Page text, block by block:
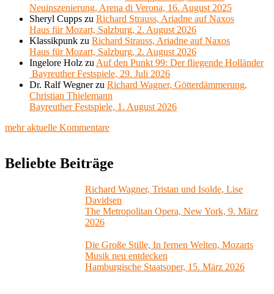
Neuinszenierung, Arena di Verona, 16. August 2025
Sheryl Cupps zu Richard Strauss, Ariadne auf Naxos
Haus für Mozart, Salzburg, 2. August 2026
Klassikpunk zu Richard Strauss, Ariadne auf Naxos
Haus für Mozart, Salzburg, 2. August 2026
Ingelore Holz zu Auf den Punkt 99: Der fliegende Holländer
Bayreuther Festspiele, 29. Juli 2026
Dr. Ralf Wegnerzu Richard Wagner, Götterdämmerung,
Christian Thielemann
Bayreuther Festspiele, 1. August 2026
mehr aktuelle Kommentare
Beliebte Beiträge
Richard Wagner, Tristan und Isolde, Lise
Davidsen
The Metropolitan Opera, New York, 9. März
2026
Die Große Stille, In fernen Welten, Mozarts
Musik neu entdecken
Hamburgische Staatsoper, 15. März 2026